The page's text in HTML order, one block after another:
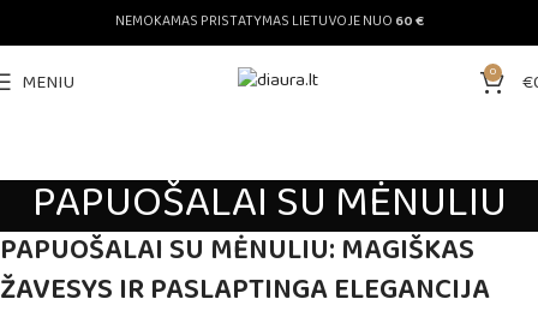
NEMOKAMAS PRISTATYMAS LIETUVOJE NUO60 €
MENIU 0 €
PAPUOŠALAI SU MĖNULIU
PAPUOŠALAI SU MĖNULIU: MAGIŠKAS
ŽAVESYS IR PASLAPTINGA ELEGANCIJA